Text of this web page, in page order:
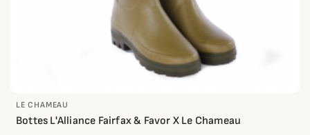
LE CHAMEAU
Bottes L'Alliance Fairfax & Favor X Le Chameau